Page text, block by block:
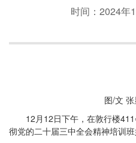
时间：2024年
图/文
12月12日下午，在敦行楼
彻党的二十届三中全会精神培训班